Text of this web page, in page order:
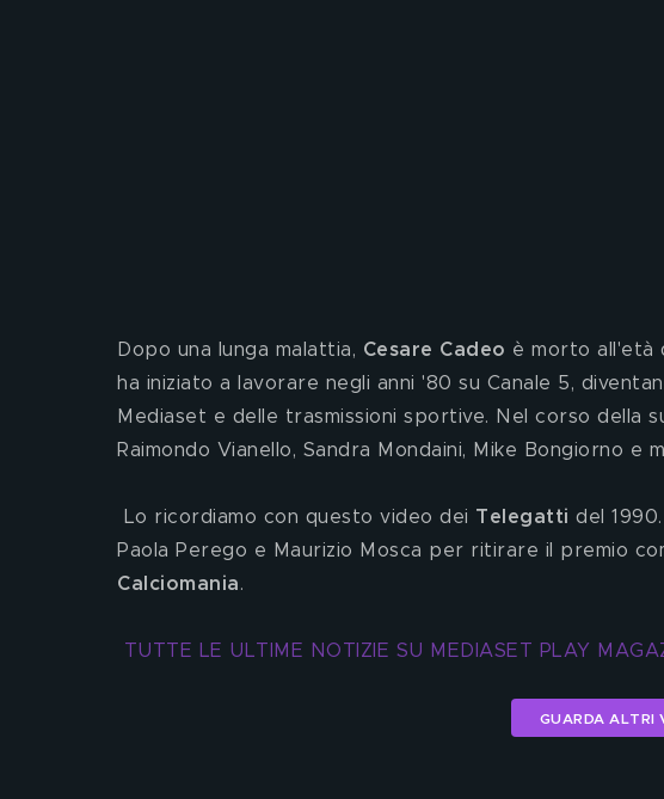
Dopo una lunga malattia, Cesare Cadeo è morto all'età
ha iniziato a lavorare negli anni '80 su Canale 5,
Mediaset e delle trasmissioni sportive. Nel corso della
Raimondo Vianello, Sandra Mondaini, Mike Bongiorno e
Lo ricordiamo con questo video dei Telegatti del
Paola Perego e Maurizio Mosca per ritirare il premio
Calciomania.
TUTTE LE ULTIME NOTIZIE SU MEDIASET PLAY
GUARDA ALTRI